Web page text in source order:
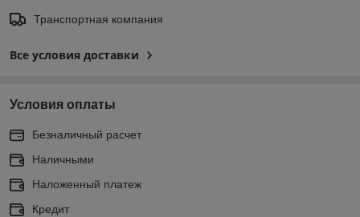
Транспортная компания
Все условия доставки
Условия оплаты
Безналичный расчет
Наличными
Наложенный платеж
Кредит